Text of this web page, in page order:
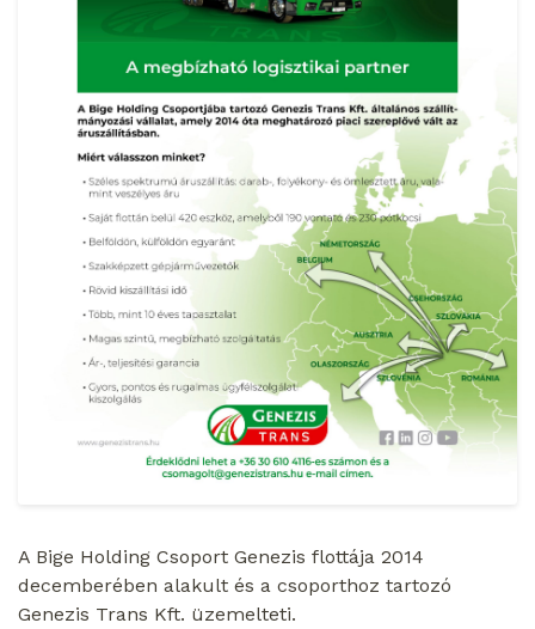
A Bige Holding Csoport Genezis flottája 2014
decemberében alakult és a csoporthoz tartozó
Genezis Trans Kft. üzemelteti.